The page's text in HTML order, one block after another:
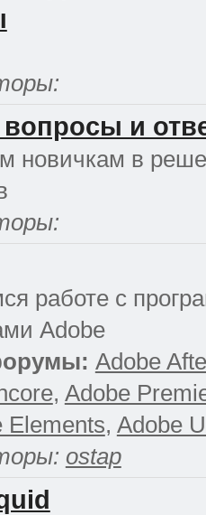
и
новичкам в
работе с
Adobe
Adobe
, Adobe
Elements, Adobe
ostap